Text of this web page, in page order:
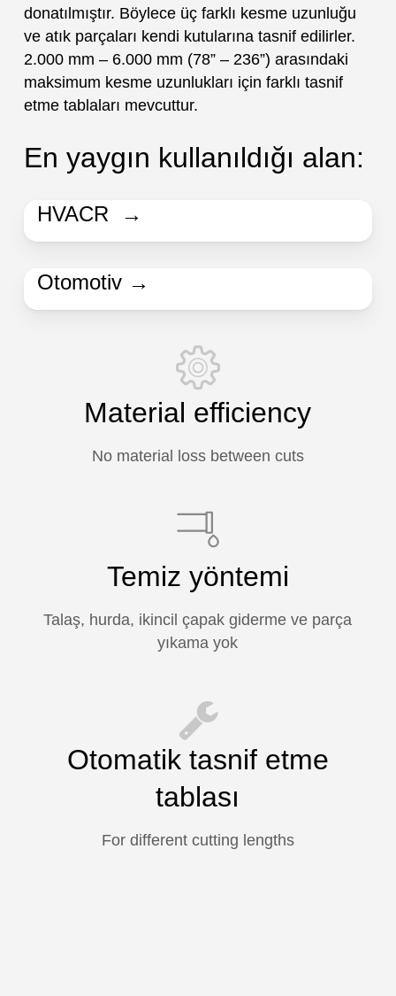
donatılmıştır. Böylece üç farklı kesme uzunluğu
ve atık parçaları kendi kutularına tasnif edilirler.
2.000 mm – 6.000 mm (78” – 236”) arasındaki
maksimum kesme uzunlukları için farklı tasnif
etme tablaları mevcuttur.
En yaygın kullanıldığı alan:
HVACR →
Otomotiv →
Material efficiency
No material loss between cuts
Temiz yöntemi
Talaş, hurda, ikincil çapak giderme ve parça
yıkama yok
Otomatik tasnif etme
tablası
For different cutting lengths